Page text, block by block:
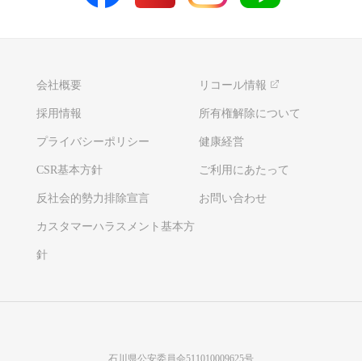
会社概要 リコール情報
採用情報 所有権解除について
プライバシーポリシー 健康経営
CSR基本方針 ご利用にあたって
反社会的勢力排除宣言 お問い合わせ
カスタマーハラスメント基本方
針
石川県公安委員会511010009625号